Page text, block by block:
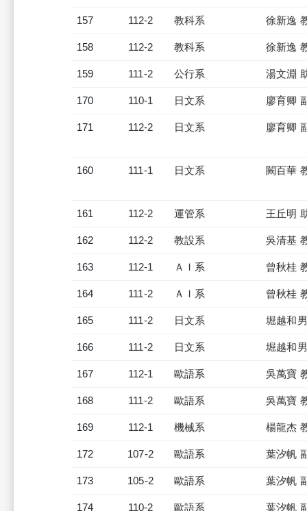
157 112-2 教科系 徐新逸
158 112-2 教科系 徐新逸
159 111-2 公行系 湯文淵
170 110-1 日文系 廖育卿
171 112-2 日文系 廖育卿
160 111-1 日文系 闕百華
161 112-2 運管系 王丘明
162 112-2 教設系 吳清基
163 112-1 ＡＩ系 曾秋桂
164 111-2 ＡＩ系 曾秋桂
165 111-2 日文系 堀越和
166 111-2 日文系 堀越和
167 112-1 歐語系 吳萬寶
168 111-2 歐語系 吳萬寶
169 112-1 機械系 楊龍杰
172 107-2 歐語系 葉汐帆
173 105-2 歐語系 葉汐帆
174 110-2 歐語系 葉汐帆